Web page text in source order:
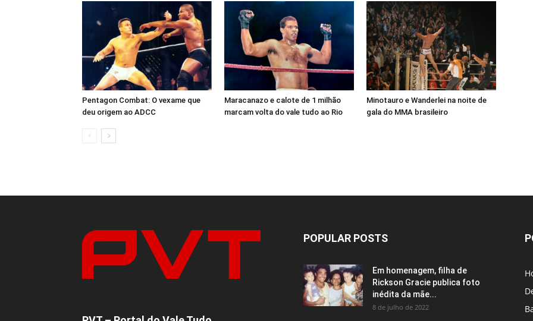
Pentagon Combat: O vexame que
deu origem ao ADCC
Maracanazo e calote de 1 milhão
marcam volta do vale tudo ao Rio
Minotauro e Wanderlei na noite de
gala do MMA brasileiro
POPULAR POSTS
Em homenagem, filha de
Rickson Gracie publica foto
inédita da mãe...
8 de julho de 2022